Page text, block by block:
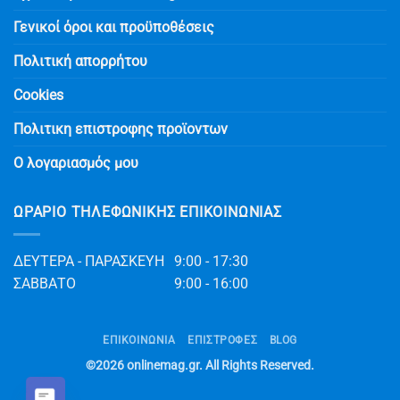
Γενικοί όροι και προϋποθέσεις
Πολιτική απορρήτου
Cookies
Πολιτικη επιστροφης προϊοντων
Ο λογαριασμός μου
ΩΡΆΡΙΟ ΤΗΛΕΦΩΝΙΚΉΣ ΕΠΙΚΟΙΝΩΝΊΑΣ
ΔΕΥΤΕΡΑ - ΠΑΡΑΣΚΕΥΗ
9:00 - 17:30
ΣΑΒΒΑΤΟ
9:00 - 16:00
ΕΠΙΚΟΙΝΩΝΊΑ ΕΠΙΣΤΡΟΦΕΣ BLOG
©2026onlinemag.gr. All Rights Reserved.